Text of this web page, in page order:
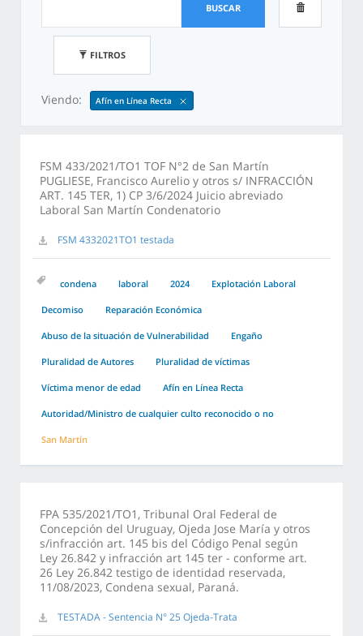
BUSCAR
FILTROS
Viendo: Afín en Línea Recta
FSM 433/2021/TO1 TOF N°2 de San Martín
PUGLIESE, Francisco Aurelio y otros s/ INFRACCIÓN
ART. 145 TER, 1) CP 3/6/2024 Juicio abreviado
Laboral San Martín Condenatorio
FSM 4332021TO1 testada
condena laboral 2024 Explotación Laboral
Decomiso Reparación Económica
Abuso de la situación de Vulnerabilidad Engaño
Pluralidad de Autores Pluralidad de víctimas
Víctima menor de edad Afín en Línea Recta
Autoridad/Ministro de cualquier culto reconocido o no
San Martín
FPA 535/2021/TO1, Tribunal Oral Federal de
Concepción del Uruguay, Ojeda Jose María y otros
s/infracción art. 145 bis del Código Penal según
Ley 26.842 y infracción art 145 ter - conforme art.
26 Ley 26.842 testigo de identidad reservada,
11/08/2023, Condena sexual, Paraná.
TESTADA - Sentencia N° 25 Ojeda-Trata